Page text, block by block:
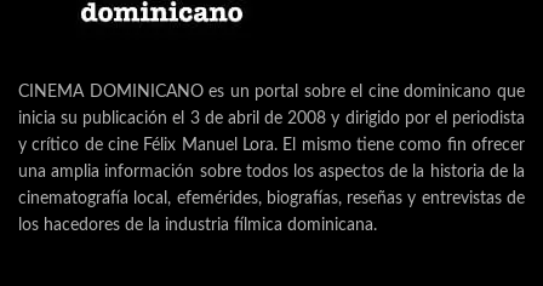
CINEMA DOMINICANO es un portal sobre el cine dominicano que
inicia su publicación el 3 de abril de 2008 y dirigido por el periodista
y crítico de cine Félix Manuel Lora. El mismo tiene como fin ofrecer
una amplia información sobre todos los aspectos de la historia de la
cinematografía local, efemérides, biografías, reseñas y entrevistas de
los hacedores de la industria fílmica dominicana.